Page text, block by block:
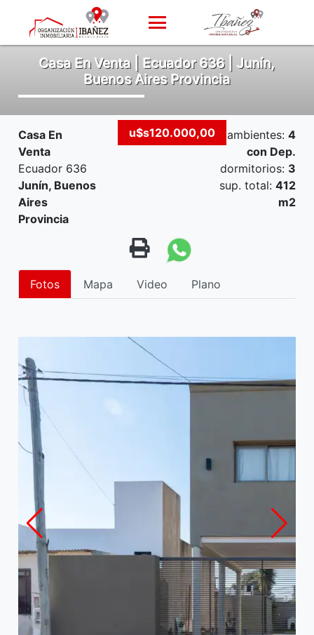
Casa En Venta | Ecuador 636 | Junín,
Buenos Aires Provincia
Casa En
Venta
Ecuador 636
Junín, Buenos
Aires
Provincia
u$s120.000,00 ambientes: 4
con Dep.
dormitorios: 3
sup. total: 412
m2
Fotos Mapa Video Plano